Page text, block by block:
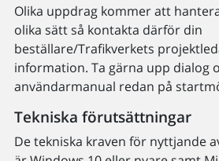
Olika uppdrag kommer att
olika sätt så kontakta därför din
beställare/Trafikverkets
information. Ta gärna upp dialog
användarmanual redan på
Tekniska förutsättningar
De tekniska kraven för nyttjande